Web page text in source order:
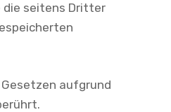
die seitens Dritter
aufgrund